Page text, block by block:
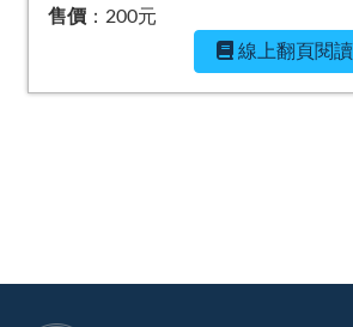
售價 ：200元
線上翻⾴閱讀